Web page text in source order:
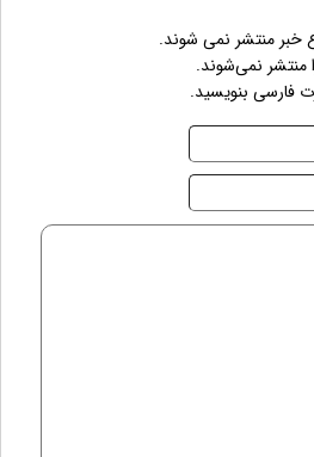
خبر منتشر نمی شوند.
منتشر نمی‌شوند.
فارسی بنویسید.